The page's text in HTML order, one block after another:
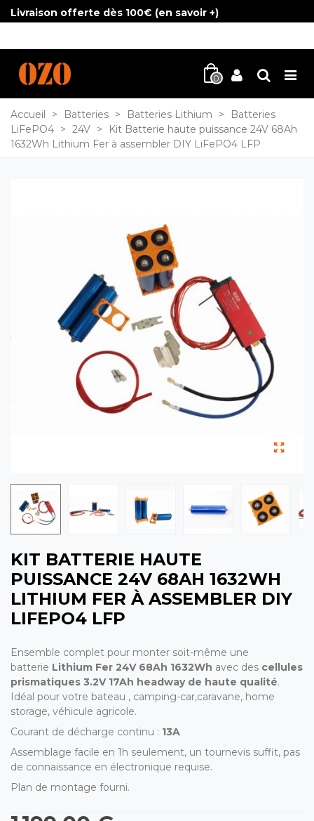
Livraison offerte dès 100€ (en savoir +)
0
Accueil > Batteries > Batteries Lithium >
Batteries
LiFePO4 > 24V >
Kit Batterie haute puissance 24V 68Ah
1632Wh Lithium Fer à assembler DIY LiFePO4 LFP
KIT BATTERIE HAUTE
PUISSANCE 24V 68AH 1632WH
LITHIUM FER À ASSEMBLER DIY
LIFEPO4 LFP
Ensemble complet pour monter soit-même une
batterie Lithium Fer 24V 68Ah 1632Wh avec des cellules
prismatiques 3.2V 17Ah headway de haute qualité.
Idéal pour votre bateau , camping-car,caravane, home
storage, véhicule agricole.
Courant de décharge continu : 13A
Assemblage facile en 1h seulement, un tournevis suffit, pas
de connaissance en électronique requise.
Plan de montage fourni.